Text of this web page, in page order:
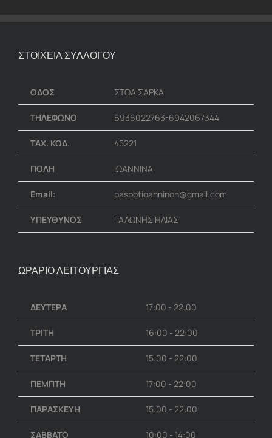
ΣΤΟΙΧΕΙΑ ΣΥΛΛΟΓΟΥ
ΟΔΟΣ ΣΤΟΑ ΣΑΡΚΑ
ΤΗΛΕΦΩΝΟ 6936022763-6942067344
ΤΑΧ. ΚΩΔ. 45221
ΠΟΛΗ ΙΩΑΝΝΙΝΑ
Email: paspotioanninon@gmail.com
ΥΠΕΥΘΥΝΟΣ ΓΑΛΩΝΗΣ ΗΛΙΑΣ
ΩΡΑΡΙΟ ΛΕΙΤΟΥΡΓΙΑΣ
ΔΕΥΤΕΡΑ 17:00 - 22:00
ΤΡΙΤΗ 16:00 - 22:00
ΤΕΤΑΡΤΗ 15:00 - 22:00
ΠΕΜΠΤΗ 17:00 - 22:00
ΠΑΡΑΣΚΕΥΗ 15:00 - 22:00
ΣΑΒΒΑΤΟ 10:00 - 14:00